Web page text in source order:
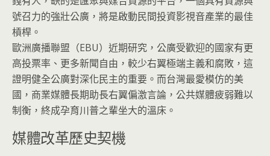
號召力的強壯公廣，將是啟動民間投資影視音產業的最佳
槓桿。
歐洲廣播聯盟（EBU）近期研究，公廣受歡迎的國家有更
高投票率、更多新聞自由，較少右翼極端主義和腐敗，這
證明健全公廣對深化民主的重要。而台灣最愛模仿的美
國，商業媒體長期助長右翼偏激言論，公共媒體疲弱難以
制衡，終成孕育川普之輩坐大的溫床。
媒體改革歷史契機